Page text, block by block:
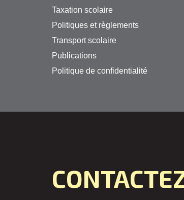
Taxation scolaire
Politiques et règlements
Transport scolaire
Publications
Politique de confidentialité